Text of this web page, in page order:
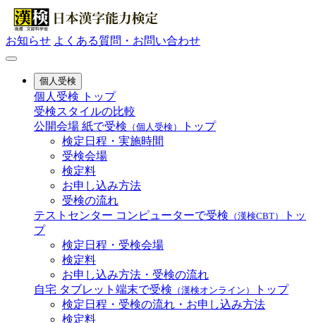
お知らせ よくある質問・お問い合わせ
個人受検
個人受検 トップ
受検スタイルの比較
公開会場 紙で受検 （個人受検）
トップ
検定日程・実施時間
受検会場
検定料
お申し込み方法
受検の流れ
テストセンター コンピューターで受検 （漢検CBT）
トッ
プ
検定日程・受検会場
検定料
お申し込み方法・受検の流れ
自宅 タブレット端末で受検 （漢検オンライン）
トップ
検定日程・受検の流れ・お申し込み方法
検定料